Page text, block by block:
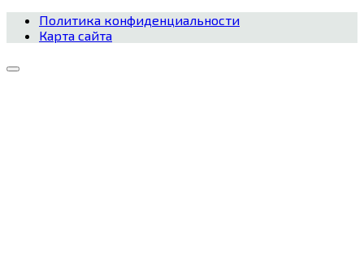
Политика конфиденциальности
Карта сайта